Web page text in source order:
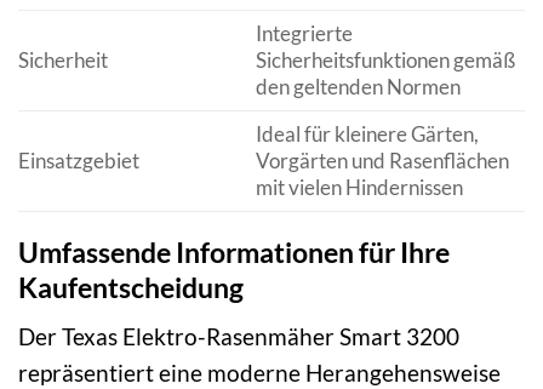
Sicherheit
Integrierte
Sicherheitsfunktionen gemäß
den geltenden Normen
Einsatzgebiet
Ideal für kleinere Gärten,
Vorgärten und Rasenflächen
mit vielen Hindernissen
Umfassende Informationen für Ihre
Kaufentscheidung
Der Texas Elektro-Rasenmäher Smart 3200
repräsentiert eine moderne Herangehensweise